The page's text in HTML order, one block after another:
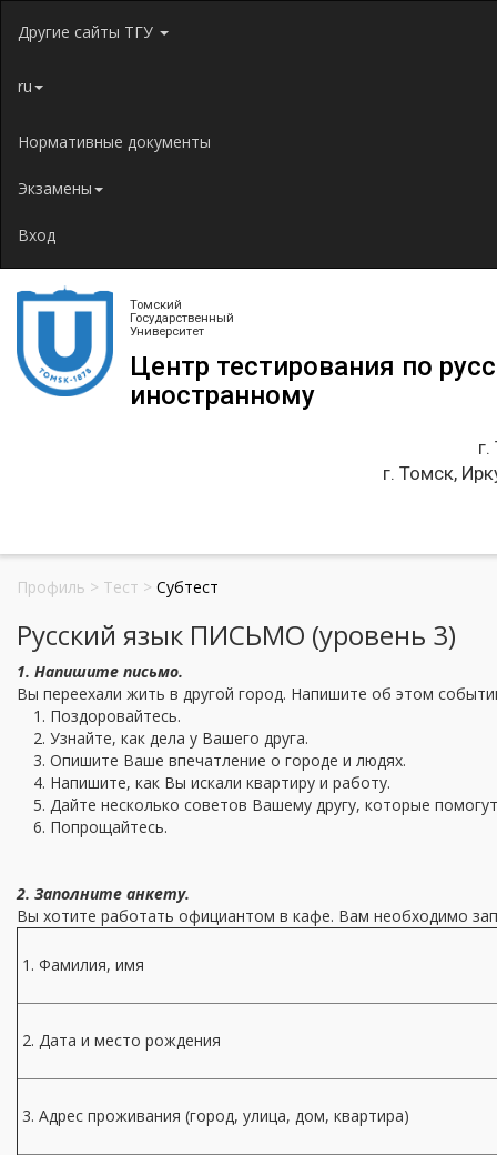
Другие сайты ТГУ
ru
Нормативные документы
Экзамены
Вход
Томский
Государственный
Университет
Центр тестирования по
иностранному
г. Томск,
Профиль > Тест > Субтест
Русский язык ПИСЬМО (уровень 3)
1. Напишите письмо.
Вы переехали жить в другой город. Напишите об этом
Поздоровайтесь.
Узнайте, как дела у Вашего друга.
Опишите Ваше впечатление о городе и людях.
Напишите, как Вы искали квартиру и работу.
Дайте несколько советов Вашему другу, которые
Попрощайтесь.
2. Заполните анкету.
Вы хотите работать официантом в кафе. Вам необходимо
1. Фамилия, имя
2. Дата и место рождения
3. Адрес проживания (город, улица, дом, квартира)